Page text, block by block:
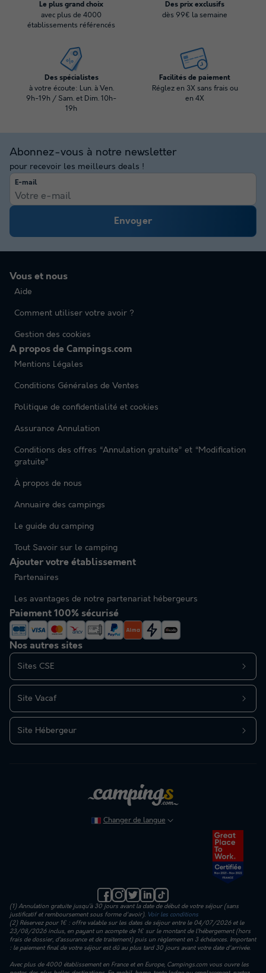
Le plus grand choix
avec plus de 4000
établissements référencés
Des prix exclusifs
dès 99€ la semaine
Des spécialistes
à votre écoute: Lun. à Ven.
9h-19h / Sam. et Dim. 10h-
19h
Facilités de paiement
Réglez en 3X sans frais ou
en 4X
Abonnez-vous à notre newsletter
pour recevoir les meilleurs deals !
E-mail
Envoyer
Nos autres sites
Sites CSE
Site Vacaf
Site Hébergeur
Vous et nous
Aide
Comment utiliser votre avoir ?
Gestion des cookies
A propos de Campings.com
Mentions Légales
Conditions Générales de Ventes
Politique de confidentialité et cookies
Assurance Annulation
Conditions des offres “Annulation gratuite” et “Modification
gratuite”
À propos de nous
Annuaire des campings
Le guide du camping
Tout Savoir sur le camping
Ajouter votre établissement
Partenaires
Les avantages de notre partenariat hébergeurs
Paiement 100% sécurisé
Changer de langue
(1) Annulation gratuite jusqu’à 30 jours avant la date de début de votre séjour (sans
justificatif et remboursement sous forme d'avoir). Voir les conditions
(2) Réservez pour 1€ : offre valable sur les dates de séjour entre le 04/07/2026 et le
23/08/2026 inclus, en payant un acompte de 1€ sur le montant de l’hébergement (hors
frais de dossier, d’assurance et de traitement) puis un règlement en 3 échéances. Important
: le paiement final de votre séjour est dû au plus tard 30 jours avant votre date d'arrivée.
Avec plus de 4000 établissement en France et en Europe, Campings.com vous ouvre les